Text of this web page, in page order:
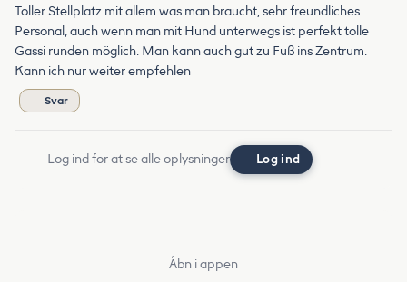
Toller Stellplatz mit allem was man braucht, sehr freundliches
Personal, auch wenn man mit Hund unterwegs ist perfekt tolle
Gassi runden möglich. Man kann auch gut zu Fuß ins Zentrum.
Kann ich nur weiter empfehlen
Svar
Log ind for at se alle oplysninger Log ind
Åbn i appen